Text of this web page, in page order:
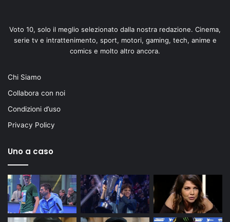
Voto 10, solo il meglio selezionato dalla nostra redazione. Cinema,
serie tv e intrattenimento, sport, motori, gaming, tech, anime e
comics e molto altro ancora.
Chi Siamo
Collabora con noi
Condizioni d’uso
Privacy Policy
Uno a caso